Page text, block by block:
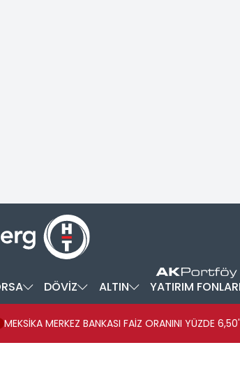
DÖVİZ ALTIN YATIRIM FONLARI
MEKSİKA MERKEZ BANKASI FAİZ ORANINI YÜZDE